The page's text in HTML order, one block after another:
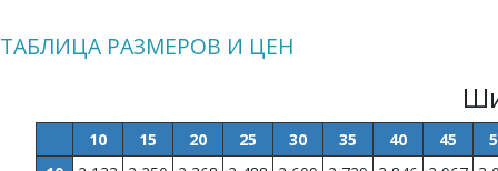
ТАБЛИЦА РАЗМЕРОВ И ЦЕН
10 15 20 25 30 35 40 45